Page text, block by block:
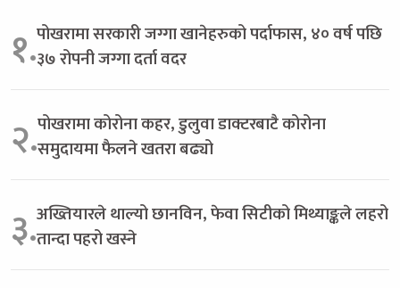
१.पोखरामा सरकारी जग्गा खानेहरुको पर्दाफास, ४० वर्ष पछि
३७ रोपनी जग्गा दर्ता वदर
२.पोखरामा कोरोना कहर, डुलुवा डाक्टरबाटै कोरोना
समुदायमा फैलने खतरा बढ्यो
३.अख्तियारले थाल्यो छानविन, फेवा सिटीको मिथ्याङ्कले लहरो
तान्दा पहरो खस्ने